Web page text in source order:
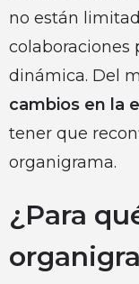
no están
colaboraciones
dinámica. Del
cambios en la
tener que
organigrama.
¿Para